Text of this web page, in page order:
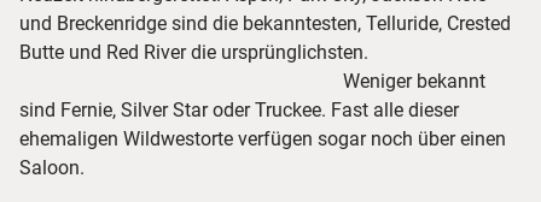
und ­Bre­cken­ridge sind die bekanntesten, ­Telluride, Crested
Butte und Red River die ursprünglichsten.
Weni­ger bekannt
sind Fernie, Silver Star oder Truckee. Fast alle dieser
ehemaligen Wildwestorte verfügen sogar noch über einen
Saloon.